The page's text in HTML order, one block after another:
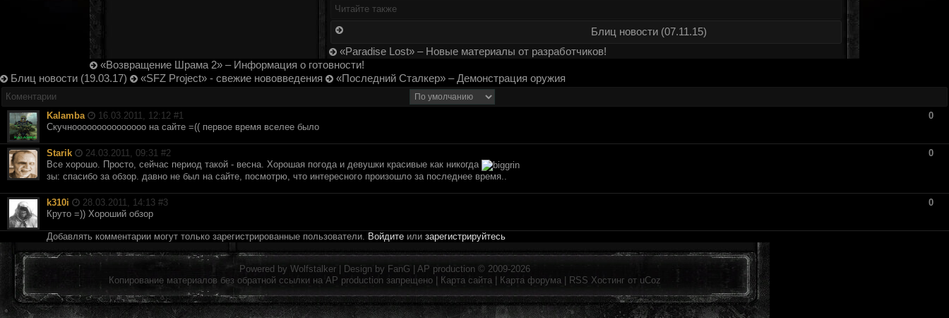
Читайте также
Блиц новости (07.11.15)
«Paradise Lost» – Новые материалы от разработчиков!
«Возвращение Шрама 2» – Информация о готовности!
Блиц новости (19.03.17)
«SFZ Project» - свежие нововведения «Последний Сталкер» – Демонстрация оружия
Коментарии
Kalamba
16.03.2011, 12:12 #1
0
Скучнооооооооооооооо на сайте =(( первое время вселее было
Starik 24.03.2011, 09:31 #2
0
Все хорошо. Просто, сейчас период такой - весна. Хорошая погода и девушки красивые как никогда
зы: спасибо за обзор. давно не был на сайте, посмотрю, что интересного произошло за последнее время..
k310i 28.03.2011, 14:13 #3
0
Круто =)) Хороший обзор
Добавлять комментарии могут только зарегистрированные пользователи. Войдите или зарегистрируйтесь
Powered by Wolfstalker | Design by FanG | AP production © 2009-2026
Копирование материалов без обратной ссылки на AP production запрещено | Карта сайта | Карта форума | RSS Хостинг от uCoz